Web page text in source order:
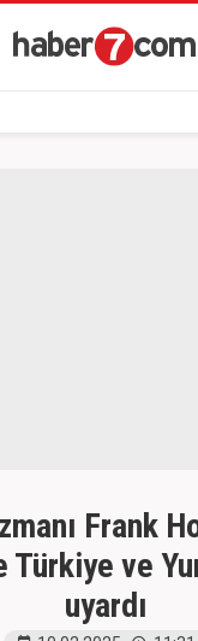
Frank
ve
uyardı